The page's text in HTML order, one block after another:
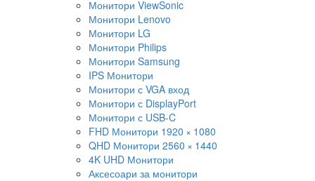
Монитори ViewSonic
Монитори Lenovo
Монитори LG
Монитори Philips
Монитори Samsung
IPS Монитори
Монитори с VGA вход
Монитори с DisplayPort
Монитори с USB-C
FHD Монитори 1920 × 1080
QHD Монитори 2560 × 1440
4K UHD Монитори
Аксесоари за монитори